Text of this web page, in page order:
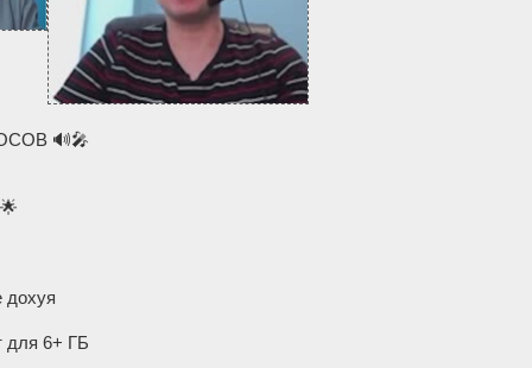
🔊🎤
дохуя
для 6+ ГБ